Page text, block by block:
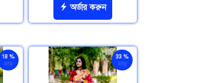
অর্ডার করুন
18 %
ছাড়
33 %
ছাড়